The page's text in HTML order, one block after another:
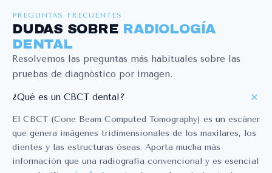
PREGUNTAS FRECUENTES
DUDAS SOBRE RADIOLOGÍA
DENTAL
Resolvemos las preguntas más habituales sobre las
pruebas de diagnóstico por imagen.
¿Qué es un CBCT dental?
El CBCT (Cone Beam Computed Tomography) es un escáner
que genera imágenes tridimensionales de los maxilares, los
dientes y las estructuras óseas. Aporta mucha más
información que una radiografía convencional y es esencial